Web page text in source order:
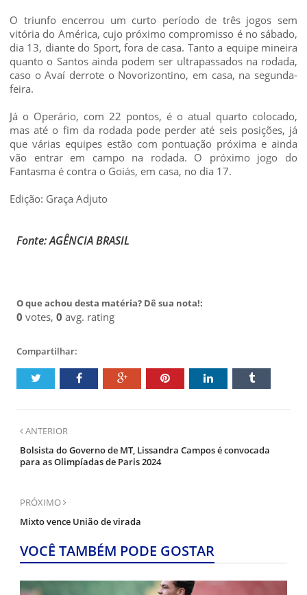
O triunfo encerrou um curto período de três jogos sem
vitória do América, cujo próximo compromisso é no sábado,
dia 13, diante do Sport, fora de casa. Tanto a equipe mineira
quanto o Santos ainda podem ser ultrapassados na rodada,
caso o Avaí derrote o Novorizontino, em casa, na segunda-
feira.
Já o Operário, com 22 pontos, é o atual quarto colocado,
mas até o fim da rodada pode perder até seis posições, já
que várias equipes estão com pontuação próxima e ainda
vão entrar em campo na rodada. O próximo jogo do
Fantasma é contra o Goiás, em casa, no dia 17.
Edição: Graça Adjuto
Fonte: AGÊNCIA BRASIL
O que achou desta matéria? Dê sua nota!:
0 votes, 0 avg. rating
Compartilhar:
ANTERIOR
Bolsista do Governo de MT, Lissandra Campos é convocada
para as Olimpíadas de Paris 2024
PRÓXIMO
Mixto vence União de virada
VOCÊ TAMBÉM PODE GOSTAR